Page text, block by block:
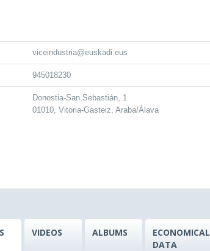
viceindustria@euskadi.eus
945018230
Donostia-San Sebastián, 1
01010, Vitoria-Gasteiz, Araba/Álava
VIDEOS ALBUMS
ECONOMICAL
DATA